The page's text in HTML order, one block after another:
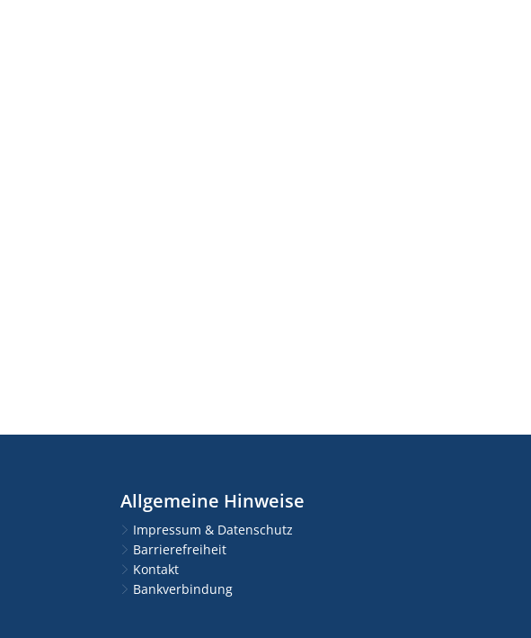
Allgemeine Hinweise
Impressum & Datenschutz
Barrierefreiheit
Kontakt
Bankverbindung